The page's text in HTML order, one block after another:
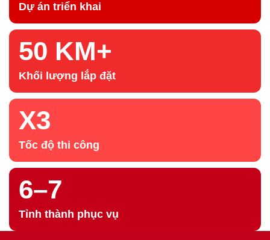
Dự án triển khai
50 KM+
Khối lượng lắp đặt
X3
Tốc độ thi công
6–7
Tỉnh thành phục vụ